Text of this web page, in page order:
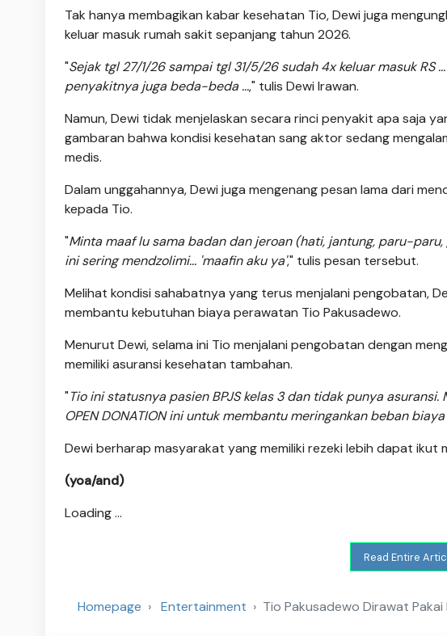
Tak hanya membagikan kabar kesehatan Tio, Dewi juga
keluar masuk rumah sakit sepanjang tahun 2026.
"Sejak tgl 27/1/26 sampai tgl 31/5/26 sudah 4x keluar masuk RS
penyakitnya juga beda-beda ...," tulis Dewi Irawan.
Namun, Dewi tidak menjelaskan secara rinci penyakit apa saja
gambaran bahwa kondisi kesehatan sang aktor sedang
medis.
Dalam unggahannya, Dewi juga mengenang pesan lama dari
kepada Tio.
"Minta maaf lu sama badan dan jeroan (hati, jantung, paru-
ini sering mendzolimi... 'maafin aku ya'," tulis pesan tersebut.
Melihat kondisi sahabatnya yang terus menjalani pengobatan,
membantu kebutuhan biaya perawatan Tio Pakusadewo.
Menurut Dewi, selama ini Tio menjalani pengobatan dengan
memiliki asuransi kesehatan tambahan.
"Tio ini statusnya pasien BPJS kelas 3 dan tidak punya
OPEN DONATION ini untuk membantu meringankan beban
Dewi berharap masyarakat yang memiliki rezeki lebih dapat
(yoa/and)
Loading ...
Read Entire
Homepage Entertainment Tio Pakusadewo Dirawat Pakai